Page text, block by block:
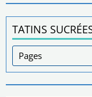
TATINS